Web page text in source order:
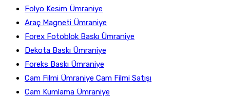
Folyo Kesim Ümraniye
Araç Magneti Ümraniye
Forex Fotoblok Baskı Ümraniye
Dekota Baskı Ümraniye
Foreks Baskı Ümraniye
Cam Filmi Ümraniye Cam Filmi Satışı
Cam Kumlama Ümraniye